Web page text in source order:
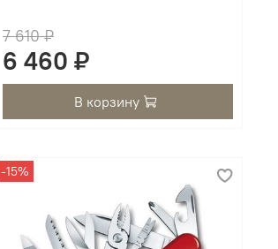
7 610 ₽
6 460 ₽
В корзину
-15%